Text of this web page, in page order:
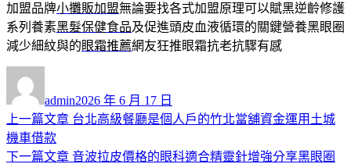
加盟品牌小攤販加盟無論要找各式加盟原理可以賦黑逆齡修護
系列養素黑髮保健食品及促進頭皮血液循環的關鍵營養黑眼圈
減少細紋與的眼霜推薦網友狂推眼霜抗老抗驟有感
者
admin佈
日
2026 年 6 月 17 日
文
章
上一篇文章 上
篇
台北高級餐廳是個人戶的竹北當舖資金運用土城
機車借款
下一篇文章 下
音波拉皮價格的眼科適合精靈針增強分享黑眼圈